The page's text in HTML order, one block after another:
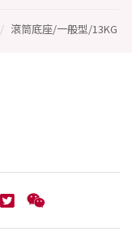
滾筒底座/一般型/13KG